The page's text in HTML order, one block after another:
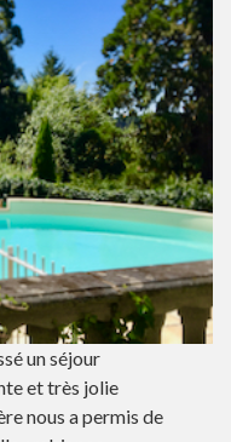
un séjour
et très jolie
nous a permis de